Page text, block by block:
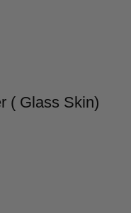
( Glass Skin)